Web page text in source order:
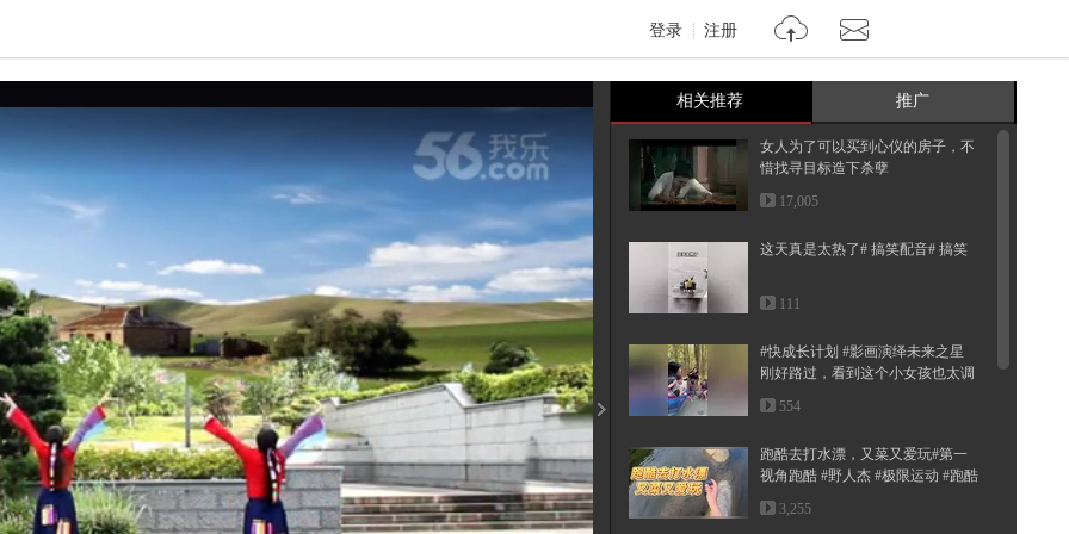
登录 注册
亮度 标准
饱和度 100
相关推荐 推广
女人为了可以买到心仪的房子，不
惜找寻目标造下杀孽
17,005
这天真是太热了# 搞笑配音# 搞笑
111
#快成长计划 #影画演绎未来之星
刚好路过，看到这个小女孩也太调
皮...
554
跑酷去打水漂，又菜又爱玩#第一
视角跑酷 #野人杰 #极限运动 #跑酷
...
3,255